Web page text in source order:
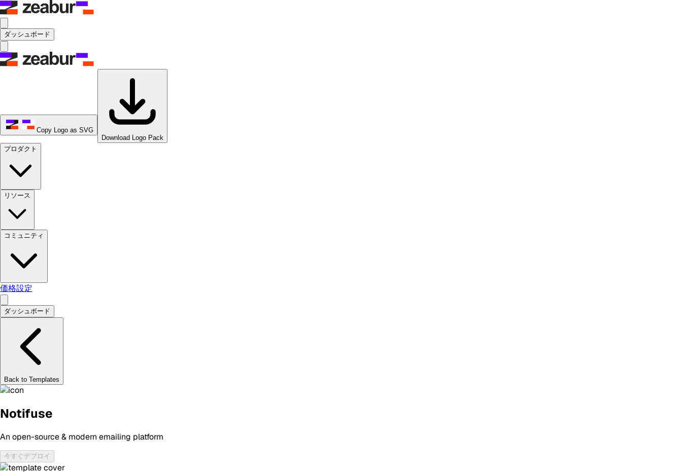
ダッシュボード
Copy Logo as SVG
Download Logo Pack
プロダクト
リソース
コミュニティ
価格設定
ダッシュボード
Back to Templates
Notifuse
An open-source & modern emailing platform
今すぐデプロイ